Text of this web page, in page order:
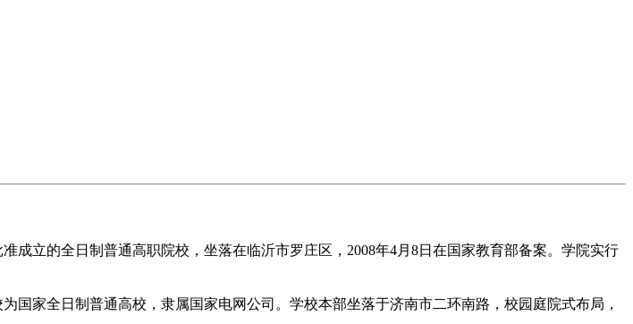
成立的全日制普通高职院校，坐落在临沂市罗庄区，2008年4月8日在国家教育部备案。学院实行
国家全日制普通高校，隶属国家电网公司。学校本部坐落于济南市二环南路，校园庭院式布局，